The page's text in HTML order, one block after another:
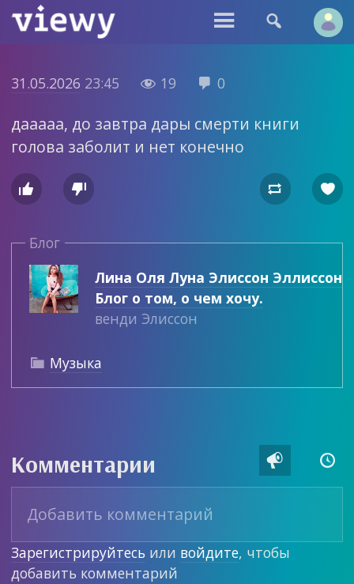
 
31.05.2026 23:45  19  0
дааааа, до завтра дары смерти книги
голова заболит и нет конечно
   
Блог
Лина Оля Луна Элиссон Эллиссон
Блог о том, о чем хочу.
венди Элиссон
 Музыка
Комментарии  
Зарегистрируйтесь или войдите, чтобы
добавить комментарий